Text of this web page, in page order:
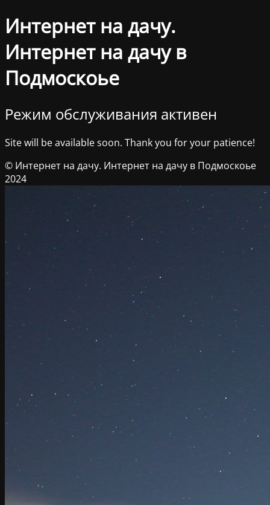
Интернет на дачу.
Интернет на дачу в
Подмоскоье
Режим обслуживания активен
Site will be available soon. Thank you for your patience!
© Интернет на дачу. Интернет на дачу в Подмоскоье
2024